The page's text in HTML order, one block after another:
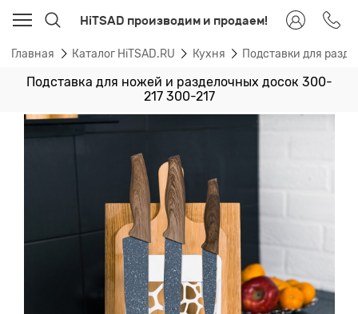
HiTSAD производим и продаем!
Главная Каталог HiTSAD.RU Кухня Подставки для
Подставка для ножей и разделочных досок 300-
217 300-217